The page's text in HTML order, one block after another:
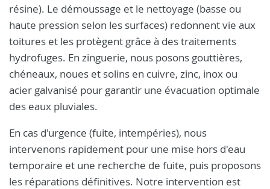
résine). Le démoussage et le nettoyage (basse ou
haute pression selon les surfaces) redonnent vie aux
toitures et les protègent grâce à des traitements
hydrofuges. En zinguerie, nous posons gouttières,
chéneaux, noues et solins en cuivre, zinc, inox ou
acier galvanisé pour garantir une évacuation optimale
des eaux pluviales.
En cas d'urgence (fuite, intempéries), nous
intervenons rapidement pour une mise hors d'eau
temporaire et une recherche de fuite, puis proposons
les réparations définitives. Notre intervention est